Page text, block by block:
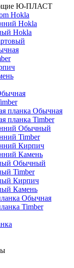
Ю-ПЛАСТ
Hokla
Hokla
Hokla
планка Обычная
планка Timber
Обычный
Timber
Кирпич
Камень
Обычный
Timber
Кирпич
Камень
Обычная
Timber